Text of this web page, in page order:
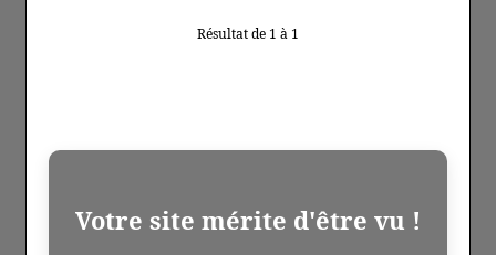
Résultat de 1 à 1
Votre site mérite d'être vu !